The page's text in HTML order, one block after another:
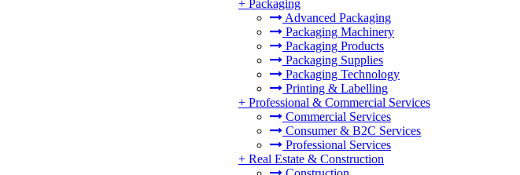
+ Packaging
Advanced Packaging
Packaging Machinery
Packaging Products
Packaging Supplies
Packaging Technology
Printing & Labelling
+ Professional & Commercial Services
Commercial Services
Consumer & B2C Services
Professional Services
+ Real Estate & Construction